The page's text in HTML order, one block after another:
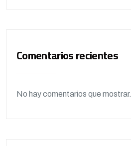
Comentarios recientes
No hay comentarios que mostrar.